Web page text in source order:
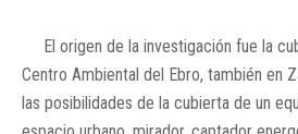
El origen de la investigación fue la
Centro Ambiental del Ebro, también en
las posibilidades de la cubierta de un